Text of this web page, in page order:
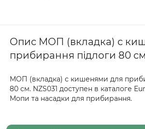
Опис МОП (вкладка) с
прибирання підлоги 80
МОП (вкладка) с кишенями для
80 см. NZS031 доступен в каталоге
Мопи та насадки для прибирання.